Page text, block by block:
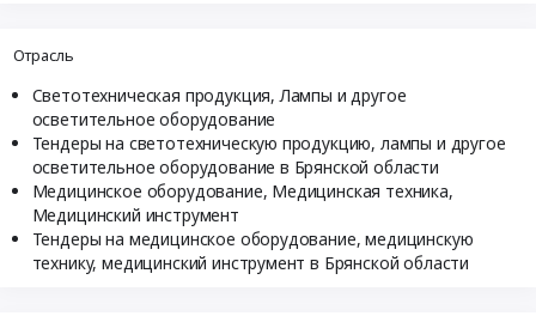
Отрасль
Светотехническая продукция, Лампы и другое
осветительное оборудование
Тендеры на светотехническую продукцию, лампы и другое
осветительное оборудование в Брянской области
Медицинское оборудование, Медицинская техника,
Медицинский инструмент
Тендеры на медицинское оборудование, медицинскую
технику, медицинский инструмент в Брянской области